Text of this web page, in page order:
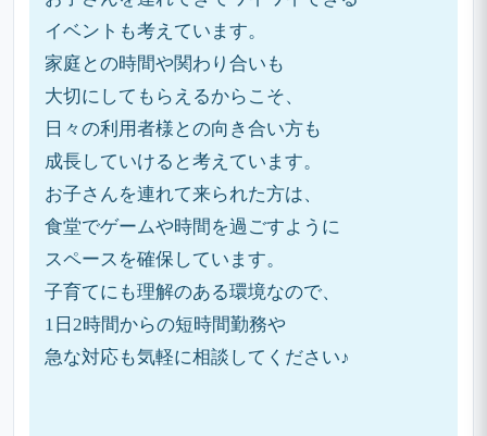
イベントも考えています。
家庭との時間や関わり合いも
大切にしてもらえるからこそ、
日々の利用者様との向き合い方も
成長していけると考えています。
お子さんを連れて来られた方は、
食堂でゲームや時間を過ごすように
スペースを確保しています。
子育てにも理解のある環境なので、
1日2時間からの短時間勤務や
急な対応も気軽に相談してください♪